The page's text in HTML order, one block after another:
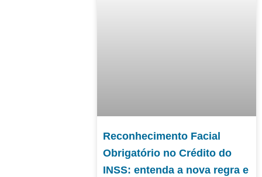
Reconhecimento Facial
Obrigatório no Crédito do
INSS: entenda a nova regra e